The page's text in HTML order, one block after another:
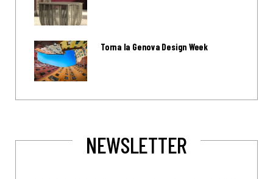
Torna la Genova Design Week
NEWSLETTER